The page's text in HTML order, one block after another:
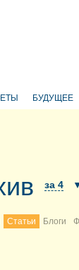
БУДУЩЕЕ
за 4
Статьи Блоги